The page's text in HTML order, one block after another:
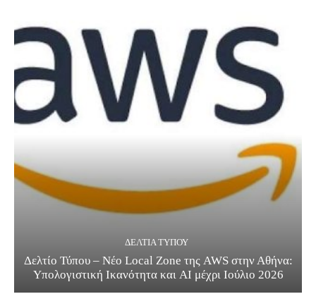
ΔΕΛΤΊΑ ΤΎΠΟΥ
Δελτίο Τύπου – Νέο Local Zone της AWS στην Αθήνα:
Υπολογιστική Ικανότητα και AI μέχρι Ιούλιο 2026